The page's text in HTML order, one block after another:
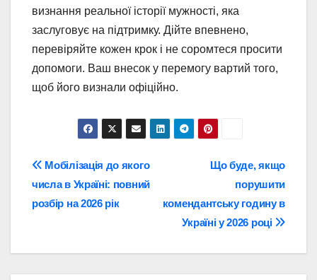
визнання реальної історії мужності, яка
заслуговує на підтримку. Дійте впевнено,
перевіряйте кожен крок і не соромтеся просити
допомоги. Ваш внесок у перемогу вартий того,
щоб його визнали офіційно.
Навігація
записів
Що буде, якщо
порушити
комендантську годину в
Україні у 2026 році
Мобілізація до якого
числа в Україні: повний
розбір на 2026 рік